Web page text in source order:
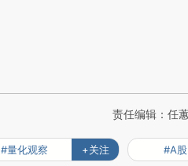
责任编辑：任
#量化观察 +关注 #A股